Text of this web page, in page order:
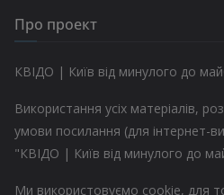
Про проект
КВІДО | Київ від минулого до
Використання усіх матеріалів,
умови посилання (для інтернет-
"КВІДО | Київ від минулого до
Ми використовуємо cookie, для